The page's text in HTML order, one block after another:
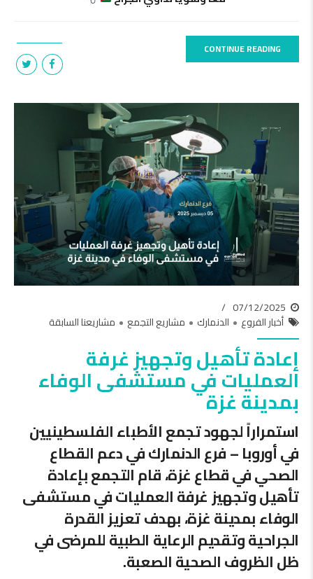
CONTINUE READING
07/12/2025
أخبار الفروع
الدنمارك مشاريع التجمع مشاريعنا السابقة
إعادة تأهيل وتجهيز غرفة
العمليات في مستشفى الوفاء
بمدينة غزة
استمراراً لجهود تجمع الأطباء الفلسطينيين
في أوروبا – فرع الدنمارك في دعم القطاع
الصحي في قطاع غزة، قام التجمع بإعادة
تأهيل وتجهيز غرفة العمليات في مستشفى
الوفاء بمدينة غزة، بهدف تعزيز القدرة
الجراحية وتقديم الرعاية الطبية للمرضى في
ظل الظروف الصحية الصعبة.